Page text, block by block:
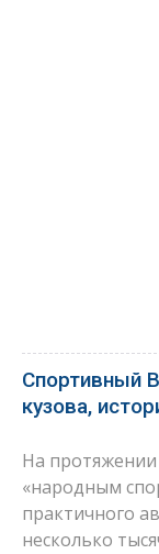
Спортивный
кузова,
На протяжении
«народным
практичного
несколько